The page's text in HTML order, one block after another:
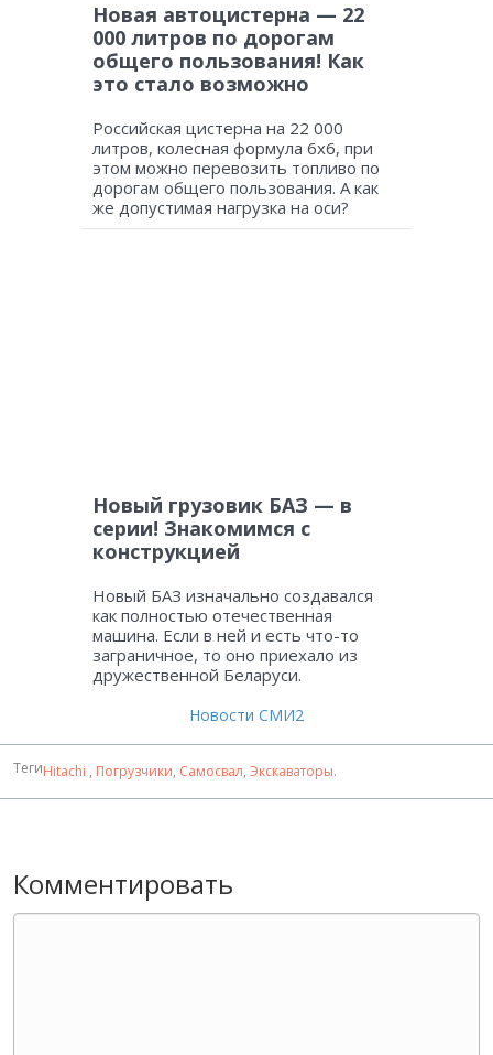
Новая автоцистерна — 22
000 литров по дорогам
общего пользования! Как
это стало возможно
Российская цистерна на 22 000
литров, колесная формула 6х6, при
этом можно перевозить топливо по
дорогам общего пользования. А как
же допустимая нагрузка на оси?
Новый грузовик БАЗ — в
серии! Знакомимся с
конструкцией
Новый БАЗ изначально создавался
как полностью отечественная
машина. Если в ней и есть что-то
заграничное, то оно приехало из
дружественной Беларуси.
Новости СМИ2
ТегиHitachi , Погрузчики, Самосвал, Экскаваторы.
Комментировать